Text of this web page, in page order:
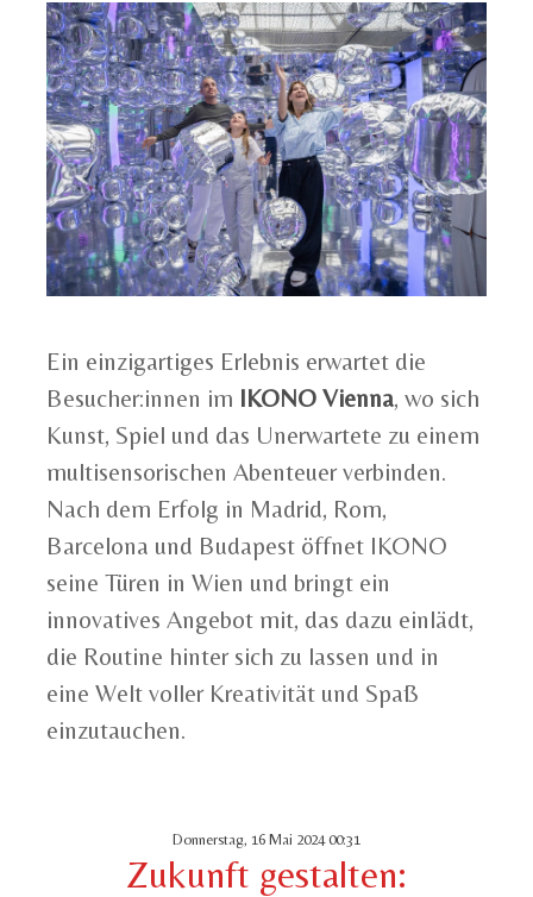
Ein einzigartiges Erlebnis erwartet die
Besucher:innen im IKONO Vienna, wo sich
Kunst, Spiel und das Unerwartete zu einem
multisensorischen Abenteuer verbinden.
Nach dem Erfolg in Madrid, Rom,
Barcelona und Budapest öffnet IKONO
seine Türen in Wien und bringt ein
innovatives Angebot mit, das dazu einlädt,
die Routine hinter sich zu lassen und in
eine Welt voller Kreativität und Spaß
einzutauchen.
Donnerstag, 16 Mai 2024 00:31
Zukunft gestalten: